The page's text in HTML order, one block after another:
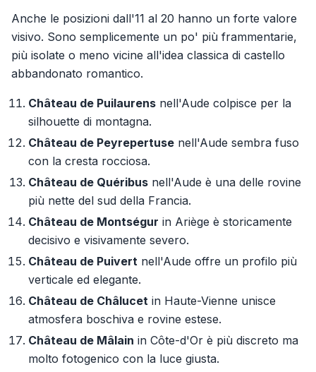
Anche le posizioni dall'11 al 20 hanno un forte valore
visivo. Sono semplicemente un po' più frammentarie,
più isolate o meno vicine all'idea classica di castello
abbandonato romantico.
Château de Puilaurens nell'Aude colpisce per la
silhouette di montagna.
Château de Peyrepertuse nell'Aude sembra fuso
con la cresta rocciosa.
Château de Quéribus nell'Aude è una delle rovine
più nette del sud della Francia.
Château de Montségur in Ariège è storicamente
decisivo e visivamente severo.
Château de Puivert nell'Aude offre un profilo più
verticale ed elegante.
Château de Châlucet in Haute-Vienne unisce
atmosfera boschiva e rovine estese.
Château de Mâlain in Côte-d'Or è più discreto ma
molto fotogenico con la luce giusta.